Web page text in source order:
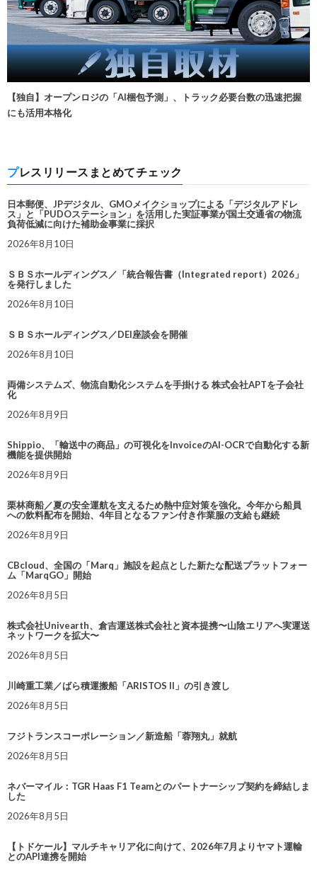
【独自】オープンロジの「AI梱包予測」、トラック必要台数の迅速把握
にも活用本格化
プレスリリースまとめてチェック
日本郵便、JPデジタル、GMOメイクショップによる「デジタルアドレ
ス」と「PUDOステーション」を活用した実証事業が国土交通省の物流
負荷低減に向けた補助金事業に採択
2026年8月10日
ＳＢＳホールディングス／「統合報告書（Integrated report）2026」
を発行しました
2026年8月10日
ＳＢＳホールディングス／DEI座談会を開催
2026年8月10日
両備システムズ、物流自動化システムを手掛ける 株式会社APTを子会社
化
2026年8月9日
Shippio、「輸送中の商品」の可視化をInvoiceのAI-OCRで自動化する新
機能を提供開始
2026年8月9日
栗林商船／夏の安全運航を支えるため熱中症対策を強化。今年から船員
への飲料配布を開始、4年目となるファン付き作業服の支給も継続
2026年8月9日
CBcloud、全国の「Marq」施設を起点とした新たな配送プラットフォー
ム「MarqGO」開始
2026年8月5日
株式会社Univearth、倉吉運送株式会社と資本提携〜山陰エリアへ実運送
ネットワークを拡大〜
2026年8月5日
川崎重工業／ばら積運搬船「ARISTOS II」の引き渡し
2026年8月5日
フジトランスコーポレーション／新造船「蓉翔丸」就航
2026年8月5日
ネバーマイル：TGR Haas F1 Teamとのパートナーシップ契約を締結しま
した
2026年8月5日
【トドケール】マルチキャリア化に向けて、2026年7月よりヤマト運輸
とのAPI連携を開始